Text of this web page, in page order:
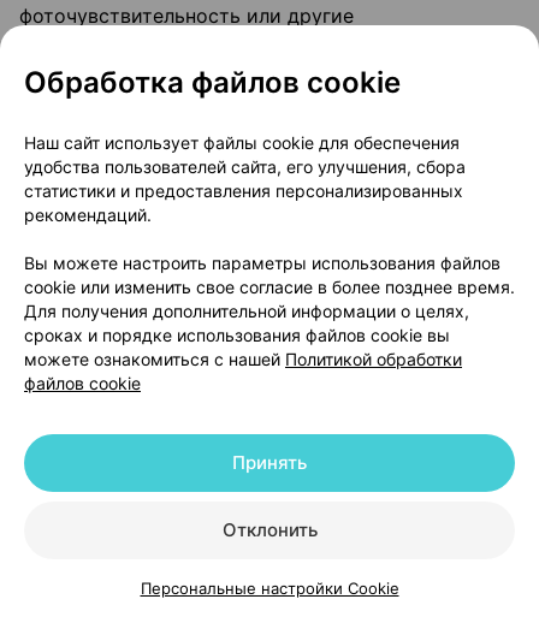
КаталогКорзинаИзбранноеПрофиль
фоточувствительность или другие
Со стороны почек и мочевыводящих путей:
Нечасто: нарушение функции почек, почечная
недостаточность, протеинурия
Редко: олигурия
Нарушения репродуктивной системы и молочных
желез:
Редко: гинекомастия
Общие нарушения:
Очень часто: астения
Часто: усталость
Нечасто: мышечные судороги, приливы, шум в
Лабораторные показатели:
Часто: гиперкалиемия, повышение уровня
Нечасто: повышение уровня мочевины в крови,
Редко: повышение уровня печеночных ферментов,
Обработка файлов cookie
Наш сайт использует файлы cookie для обеспечения
удобства пользователей сайта, его улучшения, сбора
статистики и предоставления персонализированных
рекомендаций.
Вы можете настроить параметры использования файлов
cookie или изменить свое согласие в более позднее время.
Для получения дополнительной информации о целях,
сроках и порядке использования файлов cookie вы
можете ознакомиться с нашей Политикой обработки
файлов cookie
Отклонить
Принять
Персональные настройки Cookie